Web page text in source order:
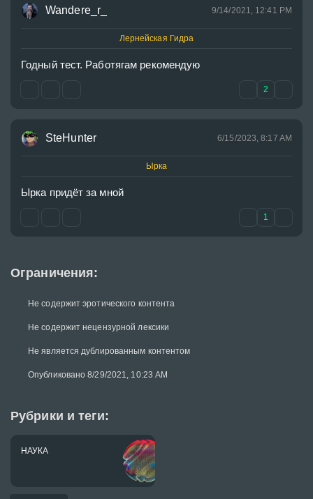
Ограничения:
Не содержит эротического контента
Не содержит нецензурной лексики
Не является дублированным контентом
Опубликовано 8/29/2021, 10:23 AM
Рубрики и теги:
НАУКА
Wandere_r_ 9/14/2021, 12:41 PM
Лернейская Гидра
Годный тест. Работягам рекомендую
2
SteHunter 6/15/2023, 8:17 AM
Ырка
Ырка придёт за мной
1